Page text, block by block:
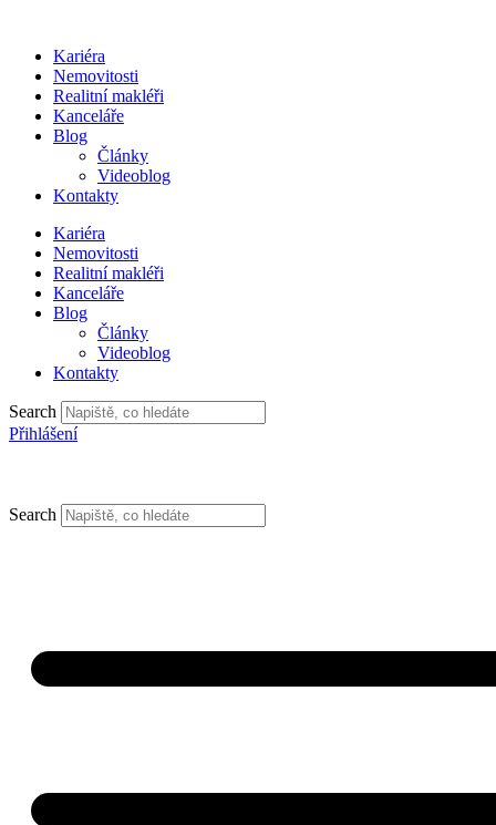
obsahuKariéra
Nemovitosti
Realitní makléři
Kanceláře
Blog
Články
Videoblog
Kontakty
Kariéra
Nemovitosti
Realitní makléři
Kanceláře
Blog
Články
Videoblog
Kontakty
Search
Přihlášení
Search